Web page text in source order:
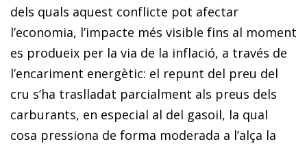
dels quals aquest conflicte pot afectar
l’economia, l’impacte més visible fins al moment
es produeix per la via de la inflació, a través de
l’encariment energètic: el repunt del preu del
cru s’ha traslladat parcialment als preus dels
carburants, en especial al del gasoil, la qual
cosa pressiona de forma moderada a l’alça la